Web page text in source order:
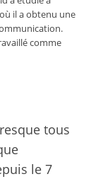
il a obtenu une
comme
tous
le 7